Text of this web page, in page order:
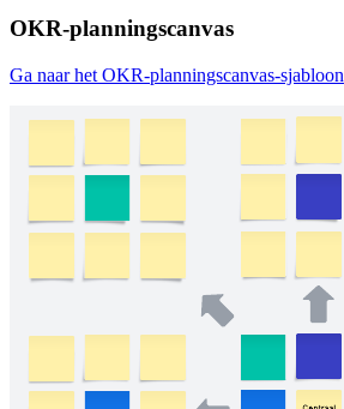
OKR-planningscanvas
Ga naar het OKR-planningscanvas-sjabloon